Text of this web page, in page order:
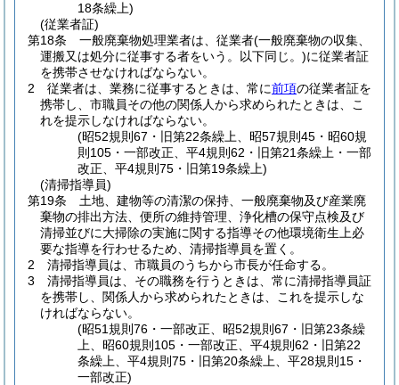
18条繰上)
(従業者証)
第18条
一般廃棄物処理業者は、従業者(一般廃棄物の収集、
運搬又は処分に従事する者をいう。以下同じ。)に従業者証
を携帯させなければならない。
2
従業者は、業務に従事するときは、常に前項の従業者証を
携帯し、市職員その他の関係人から求められたときは、こ
れを提示しなければならない。
(昭52規則67・旧第22条繰上、昭57規則45・昭60規
則105・一部改正、平4規則62・旧第21条繰上・一部
改正、平4規則75・旧第19条繰上)
(清掃指導員)
第19条
土地、建物等の清潔の保持、一般廃棄物及び産業廃
棄物の排出方法、便所の維持管理、浄化槽の保守点検及び
清掃並びに大掃除の実施に関する指導その他環境衛生上必
要な指導を行わせるため、清掃指導員を置く。
2
清掃指導員は、市職員のうちから市長が任命する。
3
清掃指導員は、その職務を行うときは、常に清掃指導員証
を携帯し、関係人から求められたときは、これを提示しな
ければならない。
(昭51規則76・一部改正、昭52規則67・旧第23条繰
上、昭60規則105・一部改正、平4規則62・旧第22
条繰上、平4規則75・旧第20条繰上、平28規則15・
一部改正)